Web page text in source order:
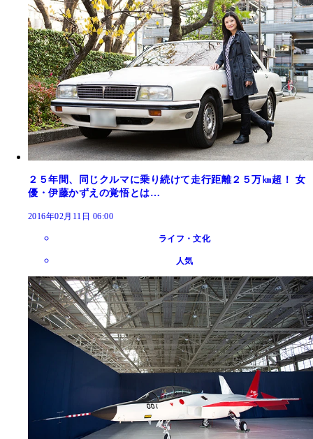
２５年間、同じクルマに乗り続けて走行距離２５万㎞超！ 女
優・伊藤かずえの覚悟とは…
2016年02月11日 06:00
ライフ・文化
人気